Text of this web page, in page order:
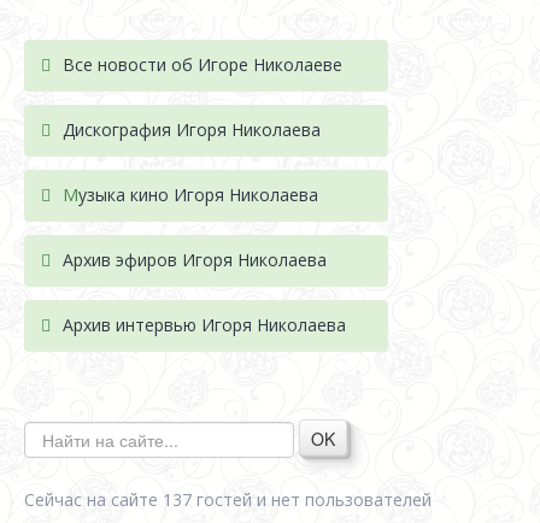
Все новости об Игоре Николаеве
Дискография Игоря Николаева
Музыка кино Игоря Николаева
Архив эфиров Игоря Николаева
Архив интервью Игоря Николаева
OK
Сейчас на сайте 137 гостей и нет пользователей